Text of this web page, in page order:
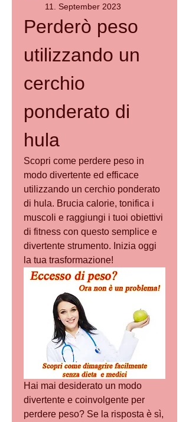
11. September 2023
Perderò peso
utilizzando un
cerchio
ponderato di
hula
Scopri come perdere peso in
modo divertente ed efficace
utilizzando un cerchio ponderato
di hula. Brucia calorie, tonifica i
muscoli e raggiungi i tuoi obiettivi
di fitness con questo semplice e
divertente strumento. Inizia oggi
la tua trasformazione!
Hai mai desiderato un modo
divertente e coinvolgente per
perdere peso? Se la risposta è sì,